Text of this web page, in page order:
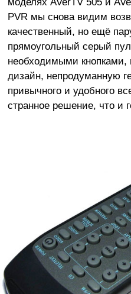
PVR мы снова видим
качественный, но ещё
прямоугольный серый
необходимыми
дизайн, непродуманную
привычного и удобного
странное решение, что и